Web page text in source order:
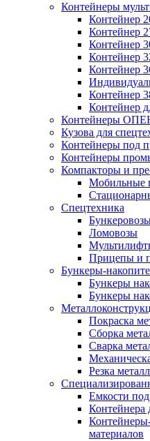
Контейнеры
Контейнер
Контейнер
Контейнер
Контейнер
Контейнер
Контейнер
Контейнер
Контейнеры
Кузова для
Контейнеры под
Контейнеры
Компакторы и
Мобильные
Спецтехника
Ломовозы
Прицепы и
Бункеры-
Бункеры
Бункеры
Покраска
Сборка
Сварка
Резка
Емкости
Контейнера
материалов